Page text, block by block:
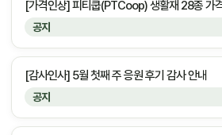
공지
공지
[감사인사] 5월 첫째 주 응원 후기 감사 안내